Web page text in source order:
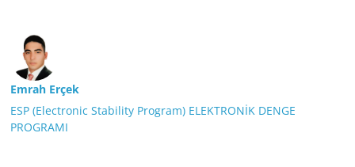
Emrah Erçek
ESP (Electronic Stability Program) ELEKTRONİK DENGE
PROGRAMI